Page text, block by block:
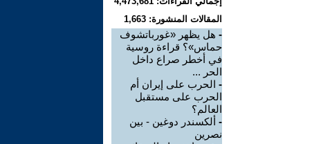
المقالات المنشورة: 1,663
- هل يظهر «غورباتشوف
حماس»؟ قراءة روسية
في أخطر صراع داخل
الحر ...
- الحرب على إيران أم
الحرب على مستقبل
العالم؟
- ألكسندر دوغين - بين
نصرين